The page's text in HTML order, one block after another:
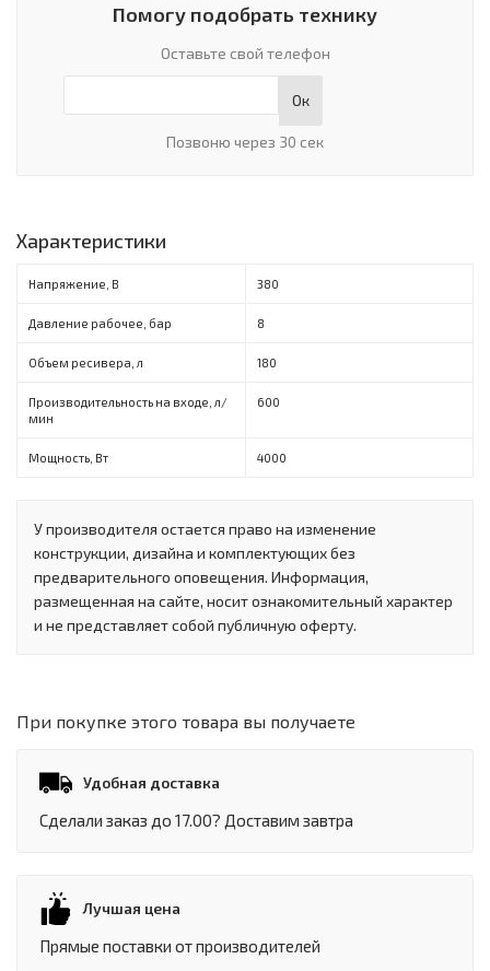
Помогу подобрать технику
Оставьте свой телефон
Ок
Позвоню через 30 сек
Характеристики
Напряжение, В 380
Давление рабочее, бар 8
Объем ресивера, л 180
Производительность на входе, л/
мин
600
Мощность, Вт 4000
У производителя остается право на изменение
конструкции, дизайна и комплектующих без
предварительного оповещения. Информация,
размещенная на сайте, носит ознакомительный характер
и не представляет собой публичную оферту.
При покупке этого товара вы получаете
Удобная доставка
Сделали заказ до 17.00? Доставим завтра
Лучшая цена
Прямые поставки от производителей